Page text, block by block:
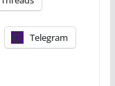
Telegram